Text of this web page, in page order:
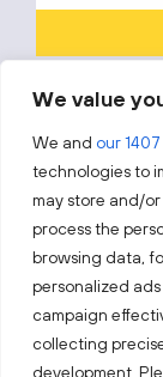
We value
We and our
technologies to
may store and/
process the
browsing data,
personalized
campaign
collecting
development.
politika.
Sekite
Sužinokite